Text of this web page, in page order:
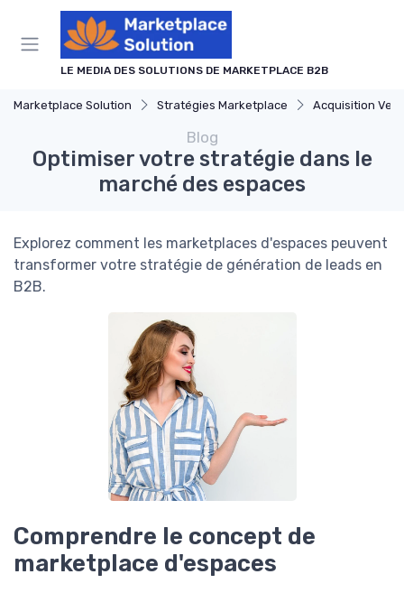
LE MEDIA DES SOLUTIONS DE MARKETPLACE B2B
Marketplace Solution Stratégies Marketplace Acquisition
Blog
Optimiser votre stratégie dans le
marché des espaces
Explorez comment les marketplaces d'espaces peuvent
transformer votre stratégie de génération de leads en
B2B.
Comprendre le concept de
marketplace d'espaces
Panneau de gestion des cookies